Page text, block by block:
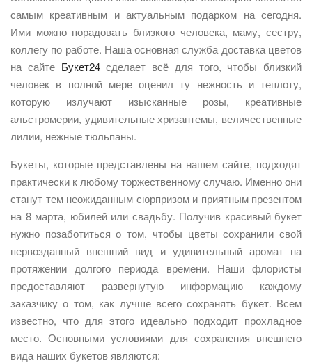
самым креативным и актуальным подарком на сегодня.
Ими можно порадовать близкого человека, маму, сестру,
коллегу по работе. Наша основная служба доставка цветов
на сайте Букет24сделает всё для того, чтобы близкий
человек в полной мере оценил ту нежность и теплоту,
которую излучают изысканные розы, креативные
альстромерии, удивительные хризантемы, величественные
лилии, нежные тюльпаны.
Букеты, которые представлены на нашем сайте, подходят
практически к любому торжественному случаю. Именно они
станут тем неожиданным сюрпризом и приятным презентом
на 8 марта, юбилей или свадьбу. Получив красивый букет
нужно позаботиться о том, чтобы цветы сохранили свой
первозданный внешний вид и удивительный аромат на
протяжении долгого периода времени. Наши флористы
предоставляют развернутую информацию каждому
заказчику о том, как лучше всего сохранять букет. Всем
известно, что для этого идеально подходит прохладное
место. Основными условиями для сохранения внешнего
вида наших букетов являются: